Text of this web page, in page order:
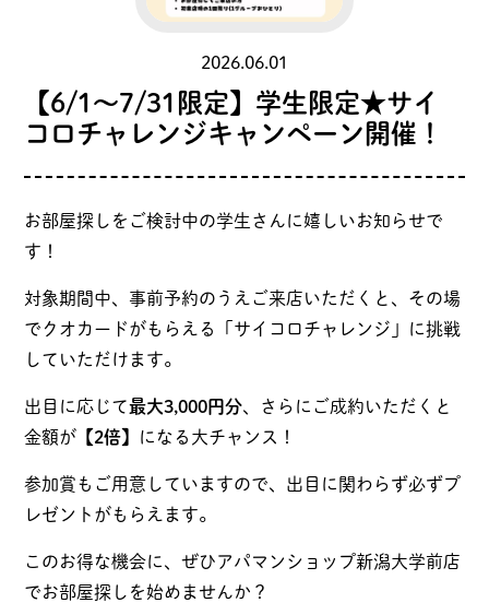
2026.06.01
【6/1〜7/31限定】学生限定★サイ
コロチャレンジキャンペーン開催！
お部屋探しをご検討中の学生さんに嬉しいお知らせで
す！
対象期間中、事前予約のうえご来店いただくと、その場
でクオカードがもらえる「サイコロチャレンジ」に挑戦
していただけます。
出目に応じて最大3,000円分、さらにご成約いただくと
金額が 【2倍】 になる大チャンス！
参加賞もご用意していますので、出目に関わらず必ずプ
レゼントがもらえます。
このお得な機会に、ぜひアパマンショップ新潟大学前店
でお部屋探しを始めませんか？